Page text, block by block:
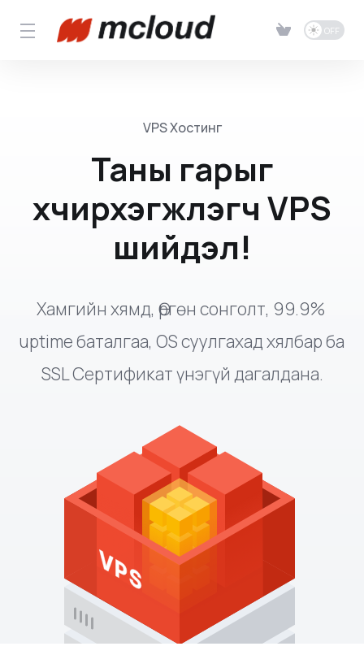
VPS Хостинг
Таны гарыг
хүчирхэгжүүлэгч VPS
шийдэл!
Хамгийн хямд, Өргөн сонголт, 99.9%
SSL Сертификат үнэгүй дагалдана.